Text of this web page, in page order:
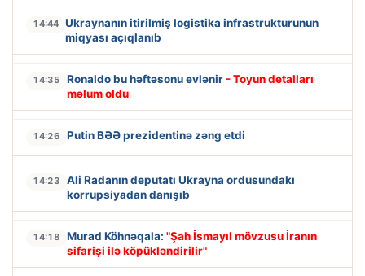
14:44 Ukraynanın itirilmiş logistika infrastrukturunun
miqyası açıqlanıb
14:35 Ronaldo bu həftəsonu evlənir - Toyun detalları
məlum oldu
14:26 Putin BƏƏ prezidentinə zəng etdi
14:23
Ali Radanın deputatı Ukrayna ordusundakı
korrupsiyadan danışıb
14:18 Murad Köhnəqala: "Şah İsmayıl mövzusu İranın
sifarişi ilə köpükləndirilir"